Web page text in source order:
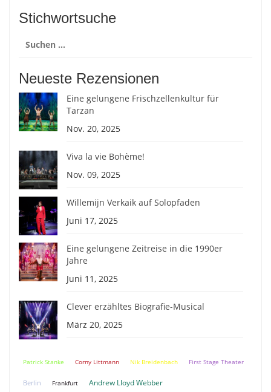
Stichwortsuche
nach:
Neueste Rezensionen
Eine gelungene Frischzellenkultur für
Tarzan
Nov. 20, 2025
Viva la vie Bohème!
Nov. 09, 2025
Willemijn Verkaik auf Solopfaden
Juni 17, 2025
Eine gelungene Zeitreise in die 1990er
Jahre
Juni 11, 2025
Clever erzähltes Biografie-Musical
März 20, 2025
Patrick Stanke Corny Littmann Nik Breidenbach First Stage Theater
Berlin Frankfurt Andrew Lloyd Webber